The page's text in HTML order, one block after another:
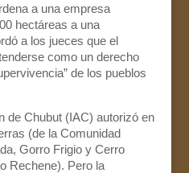
a una empresa
hectáreas a una
a los jueces que el
como un derecho
de los pueblos
de Chubut (IAC) autorizó en
(de la Comunidad
Gorro Frigio y Cerro
Rechene). Pero la